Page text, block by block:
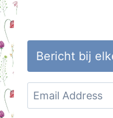
Bericht bij
Email
Address